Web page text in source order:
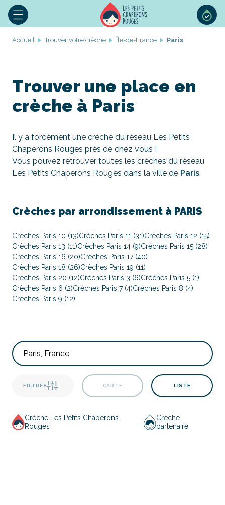
Accueil Trouver votre crèche Île-de-France Paris
Trouver une place en
crèche à Paris
Il y a forcément une crèche du réseau Les Petits
Chaperons Rouges près de chez vous !
Vous pouvez retrouver toutes les crèches du réseau
Les Petits Chaperons Rouges dans la ville de Paris.
Crèches par arrondissement à PARIS
Crèches Paris 10 (13)Crèches Paris 11 (31)Crèches Paris 12 (15)
Crèches Paris 13 (11)Crèches Paris 14 (9)Crèches Paris 15 (28)
Crèches Paris 16 (20)Crèches Paris 17 (40)
Crèches Paris 18 (26)Crèches Paris 19 (11)
Crèches Paris 20 (12)Crèches Paris 3 (6)Crèches Paris 5 (1)
Crèches Paris 6 (2)Crèches Paris 7 (4)Crèches Paris 8 (4)
Crèches Paris 9 (12)
FILTRES CARTE LISTE
Crèche Les Petits Chaperons
Rouges
Crèche
partenaire